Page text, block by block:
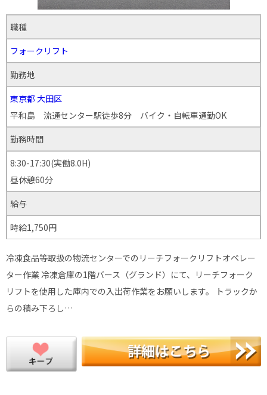
職種
フォークリフト
勤務地
東京都 大田区
平和島 流通センター駅徒歩8分 バイク・自転車通勤OK
勤務時間
8:30-17:30(実働8.0H)
昼休憩60分
給与
時給1,750円
冷凍食品等取扱の物流センターでのリーチフォークリフトオペレー
ター作業 冷凍倉庫の1階バース（グランド）にて、リーチフォーク
リフトを使用した庫内での入出荷作業をお願いします。 トラックか
らの積み下ろし…